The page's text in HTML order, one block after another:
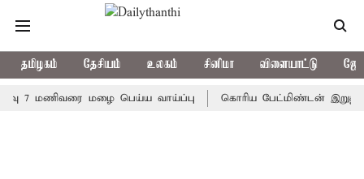
தமிழகம் தேசியம் உலகம் சினிமா விளையாட்டு
மழை பெய்ய வாய்ப்பு கொரிய பேட்மிண்டன் இறுதி